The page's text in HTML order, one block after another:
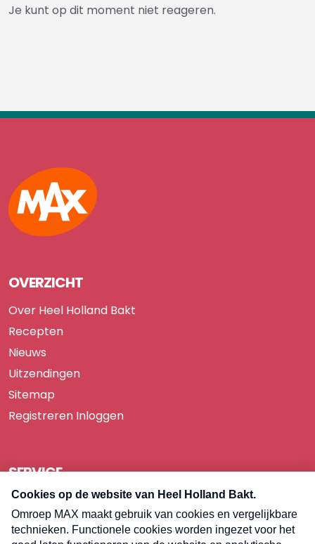
Je kunt op dit moment niet reageren.
Max
OVERZICHT
Over Heel Holland Bakt
Recepten
Nieuws
Uitzendingen
Sitemap
Registreren Inloggen
SERVICE
Over Omroep MAX
Pers